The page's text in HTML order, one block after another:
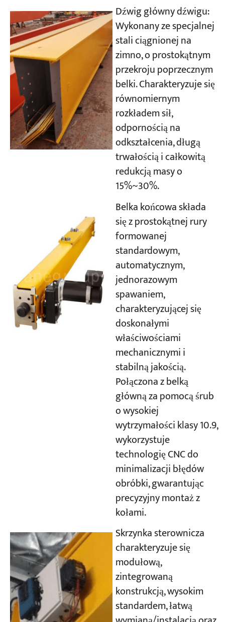
Dźwig główny dźwigu:
Wykonany ze specjalnej
stali ciągnionej na
zimno, o prostokątnym
przekroju poprzecznym
belki. Charakteryzuje się
równomiernym
rozkładem sił,
odpornością na
odkształcenia, długą
trwałością i całkowitą
redukcją masy o
15%~30%.
Belka końcowa składa
się z prostokątnej rury
formowanej
standardowym,
automatycznym,
jednorazowym
spawaniem,
charakteryzującej się
doskonałymi
właściwościami
mechanicznymi i
stabilną jakością.
Połączona z belką
główną za pomocą śrub
o wysokiej
wytrzymałości klasy 10.9,
wykorzystuje
technologię CNC do
minimalizacji błędów
obróbki, gwarantując
precyzyjny montaż z
kołami.
Skrzynka sterownicza
charakteryzuje się
modułową,
zintegrowaną
konstrukcją, wysokim
standardem, łatwą